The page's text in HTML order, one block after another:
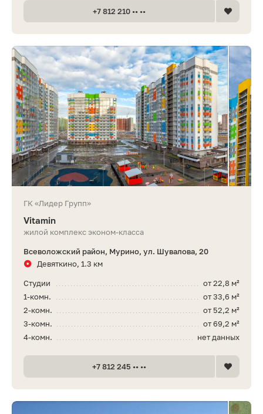
+7 812 210 •• ••
ГК «Лидер Групп»
Vitamin
жилой комплекс эконом-класса
Всеволожский район, Мурино, ул. Шувалова, 20
Девяткино, 1.3 км
от 22,8 м²
Студии
от 33,6 м²
1-комн.
от 52,2 м²
2-комн.
от 69,2 м²
3-комн.
нет данных
4-комн.
+7 812 245 •• ••